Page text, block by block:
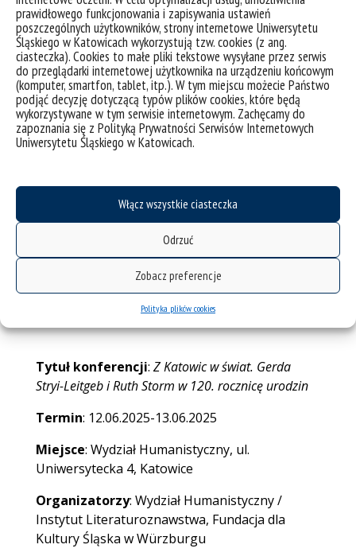
prawidłowego funkcjonowania i zapisywania ustawień
poszczególnych użytkowników, strony internetowe Uniwersytetu
Śląskiego w Katowicach wykorzystują tzw. cookies (z ang.
ciasteczka). Cookies to małe pliki tekstowe wysyłane przez serwis
do przeglądarki internetowej użytkownika na urządzeniu końcowym
(komputer, smartfon, tablet, itp.). W tym miejscu możecie Państwo
podjąć decyzję dotyczącą typów plików cookies, które będą
wykorzystywane w tym serwisie internetowym. Zachęcamy do
zapoznania się z Polityką Prywatności Serwisów Internetowych
Uniwersytetu Śląskiego w Katowicach.
Włącz wszystkie ciasteczka
Odrzuć
Zobacz preferencje
Polityka plików cookies
literackimi (takimi jak Robin Hood) i
historycznymi, które uosabiają ideę
sprawiedliwości społecznej w literaturze,
filmach, serialach, komiksach oraz w innych
przejawach kultury wysokiej i popularnej.
Dyskusja ta może być rozszerzona na postaci
mniej znane albo nieomawiane dotąd w
literaturoznawstwie anglojęzycznym, na
Amerykankę Virginię Hill.
Z Katowic w świat. Gerda
Stryi-Leitgeb i Ruth
Storm w 120. rocznicę
Tytuł konferencji: Z Katowic w świat. Gerda
Stryi-Leitgeb i Ruth Storm w 120. rocznicę urodzin
Termin: 12.06.2025-13.06.2025
Miejsce: Wydział Humanistyczny, ul.
Uniwersytecka 4, Katowice
Organizatorzy: Wydział Humanistyczny /
Instytut Literaturoznawstwa, Fundacja dla
Kultury Śląska w Würzburgu